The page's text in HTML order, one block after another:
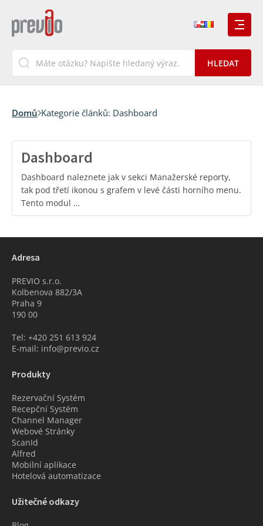
Domů Kategorie článků: Dashboard
Dashboard
Dashboard naleznete jak v sekci Manažerské reporty,
tak pod třetí ikonou s grafem v levé části horního menu.
Tento modul …
Adresa
PREVIO s.r.o.
Kolbenova 882/3A
Praha 9
190 00
Tel: +420 251 613 924
E-mail: info@previo.cz
Produkty
Rezervační Systém
Recepční Systém
Channel Manager
Webové Stránky
ScanId
Alfred
Mobilní aplikace
Hotelová automatizace
Užitečné odkazy